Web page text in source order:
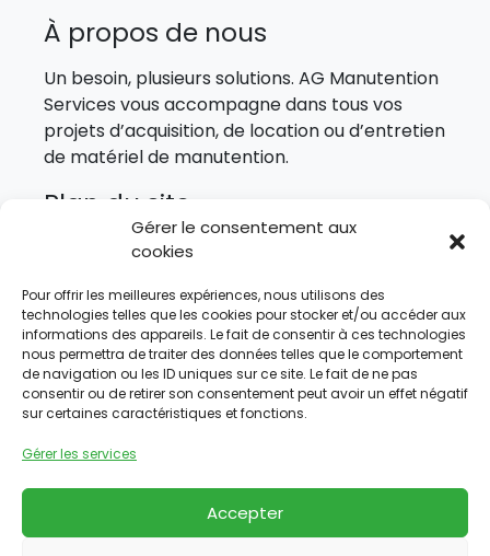
Gérer le consentement aux
cookies
Pour offrir les meilleures expériences, nous utilisons des
technologies telles que les cookies pour stocker et/ou accéder aux
informations des appareils. Le fait de consentir à ces technologies
nous permettra de traiter des données telles que le comportement
de navigation ou les ID uniques sur ce site. Le fait de ne pas
consentir ou de retirer son consentement peut avoir un effet négatif
sur certaines caractéristiques et fonctions.
Gérer les services
Accepter
À propos de nous
Un besoin, plusieurs solutions. AG Manutention
Services vous accompagne dans tous vos
projets d’acquisition, de location ou d’entretien
de matériel de manutention.
Plan du site
Notre entreprise
Nos solutions
Nos services
Nous contacter
Nos partenaires